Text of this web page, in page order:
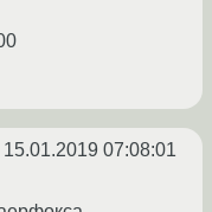
15.01.2019 07:08:01